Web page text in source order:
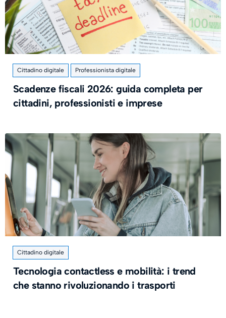
Cittadino digitale Professionista digitale
​Scadenze fiscali 2026: guida completa per
cittadini, professionisti e imprese
Cittadino digitale
Tecnologia contactless e mobilità: i trend
che stanno rivoluzionando i trasporti